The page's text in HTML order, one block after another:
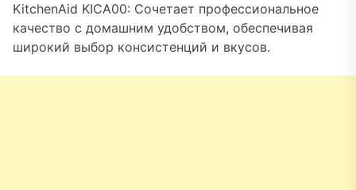
KitchenAid KICA00: Сочетает профессиональное
качество с домашним удобством, обеспечивая
широкий выбор консистенций и вкусов.